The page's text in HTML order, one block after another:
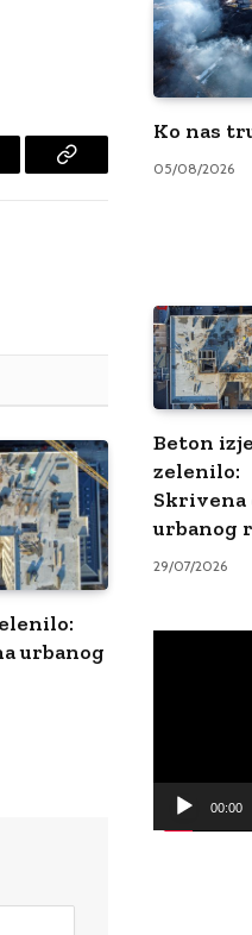
Copy
urbanog
Ko nas
05/08/2026
Beton
zelenilo:
Skrivena
urbanog
29/07/2026
00:00